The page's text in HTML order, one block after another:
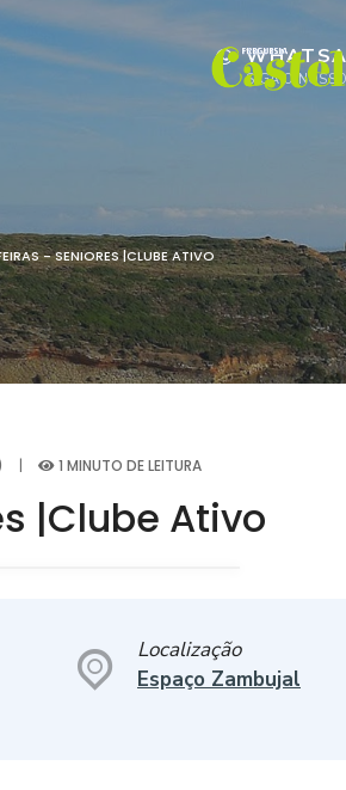
SIGA O
- SENIORES |CLUBE ATIVO
| 1 MINUTO DE LEITURA
|Clube Ativo
Localização
Espaço Zambujal